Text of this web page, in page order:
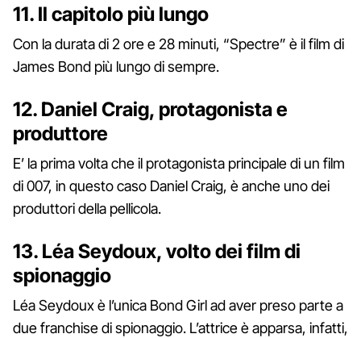
11. Il capitolo più lungo
Con la durata di 2 ore e 28 minuti, “Spectre” è il film di
James Bond più lungo di sempre.
12. Daniel Craig, protagonista e
produttore
E’ la prima volta che il protagonista principale di un film
di 007, in questo caso Daniel Craig, è anche uno dei
produttori della pellicola.
13. Léa Seydoux, volto dei film di
spionaggio
Léa Seydoux è l’unica Bond Girl ad aver preso parte a
due franchise di spionaggio. L’attrice è apparsa, infatti,